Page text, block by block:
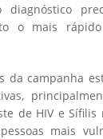
diagnóstico
o mais
da campanha
de HIV e Sífilis
mais